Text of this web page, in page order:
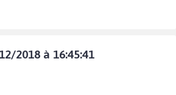
2018 à 16:45:41